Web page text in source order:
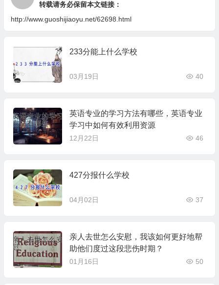
转载请务必保留本文链接：
http://www.guoshijiaoyu.net/62698.html
233分能上什么学校
03月19日 40
英语专业的学习方法有哪些，英语专业
学习中如何有效利用资源
12月22日 46
427分报什么学校
04月02日 37
亲人去世怎么安慰，我该如何更好地帮
助他们度过这段悲伤时期？
01月16日 50